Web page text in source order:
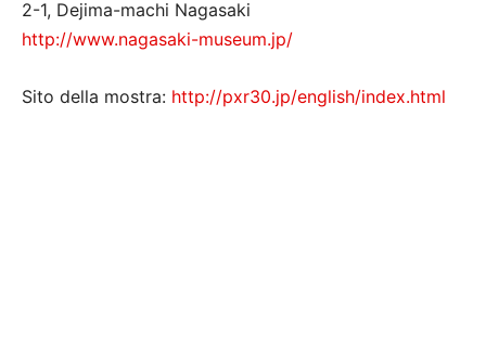
2-1, Dejima-machi Nagasaki
http://www.nagasaki-museum.jp/
Sito della mostra: http://pxr30.jp/english/index.html